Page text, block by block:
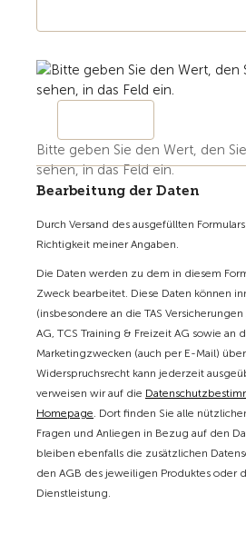
Bitte geben Sie den Wert, den
sehen, in das Feld ein.
Bearbeitung der Daten
Durch Versand des ausgefüllten
Richtigkeit meiner Angaben.
Die Daten werden zu dem in diesem
Zweck bearbeitet. Diese Daten können
(insbesondere an die TAS Versicherungen
AG, TCS Training & Freizeit AG sowie an
Marketingzwecken (auch per E-Mail)
Widerspruchsrecht kann jederzeit
verweisen wir auf die
Homepage. Dort finden Sie alle
Fragen und Anliegen in Bezug auf den
bleiben ebenfalls die zusätzlichen
den AGB des jeweiligen Produktes oder
Dienstleistung.